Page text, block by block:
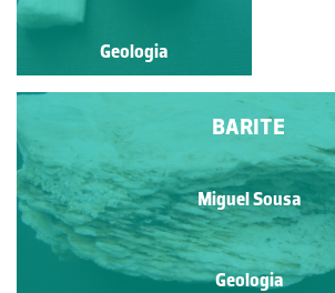
Geologia
BARITE
Miguel Sousa
Geologia
Geologia